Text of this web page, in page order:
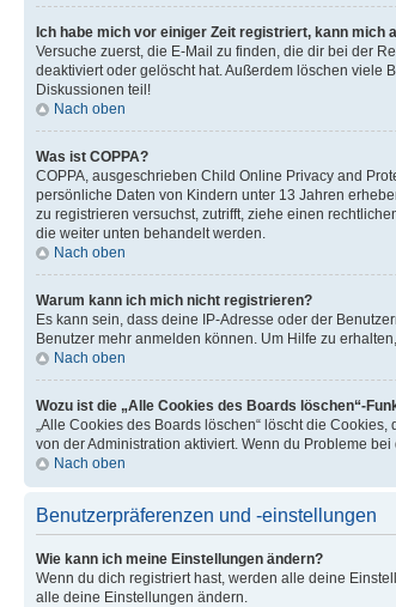
Ich habe mich vor einiger Zeit registriert, kann mich
Versuche zuerst, die E-Mail zu finden, die dir bei der
deaktiviert oder gelöscht hat. Außerdem löschen viele
Diskussionen teil!
Nach oben
Was ist COPPA?
COPPA, ausgeschrieben Child Online Privacy and
persönliche Daten von Kindern unter 13 Jahren
zu registrieren versuchst, zutrifft, ziehe einen
die weiter unten behandelt werden.
Nach oben
Warum kann ich mich nicht registrieren?
Es kann sein, dass deine IP-Adresse oder der
Benutzer mehr anmelden können. Um Hilfe zu
Nach oben
Wozu ist die „Alle Cookies des Boards löschen“-
„Alle Cookies des Boards löschen“ löscht die
von der Administration aktiviert. Wenn du Probleme
Nach oben
Benutzerpräferenzen und -einstellungen
Wie kann ich meine Einstellungen ändern?
Wenn du dich registriert hast, werden alle deine
alle deine Einstellungen ändern.